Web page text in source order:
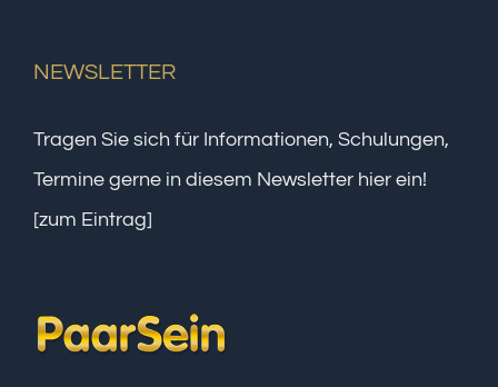
NEWSLETTER
Tragen Sie sich für Informationen, Schulungen,
Termine gerne in diesem Newsletter hier ein!
[zum Eintrag]